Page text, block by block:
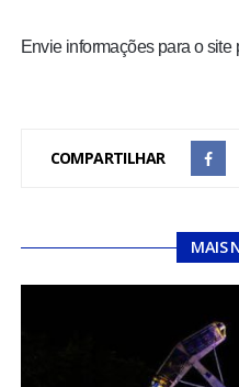
Envie informações para o site
COMPARTILHAR
MAIS